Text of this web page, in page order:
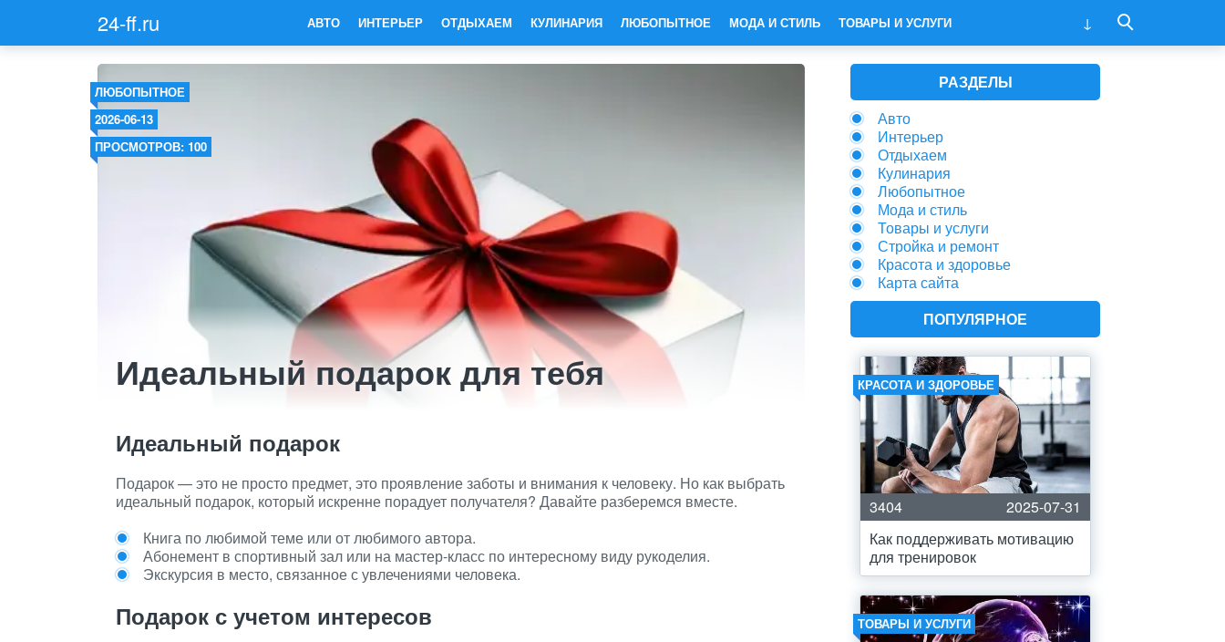
24-ff.ru АВТО ИНТЕРЬЕР ОТДЫХАЕМ КУЛИНАРИЯ ЛЮБОПЫТНОЕ МОДА И СТИЛЬ ТОВАРЫ И УСЛУГИ
ЛЮБОПЫТНОЕ
2026-06-13
ПРОСМОТРОВ: 100
Идеальный подарок для тебя
Идеальный подарок
Подарок — это не просто предмет, это проявление заботы и внимания к человеку. Но как выбрать
идеальный подарок, который искренне порадует получателя? Давайте разберемся вместе.
Книга по любимой теме или от любимого автора.
Абонемент в спортивный зал или на мастер-класс по интересному виду рукоделия.
Экскурсия в место, связанное с увлечениями человека.
Подарок с учетом интересов
РАЗДЕЛЫ
Авто
Интерьер
Отдыхаем
Кулинария
Любопытное
Мода и стиль
Товары и услуги
Стройка и ремонт
Красота и здоровье
Карта сайта
ПОПУЛЯРНОЕ
КРАСОТА И ЗДОРОВЬЕ
3404
2025-07-31
Как поддерживать мотивацию
для тренировок
ТОВАРЫ И УСЛУГИ